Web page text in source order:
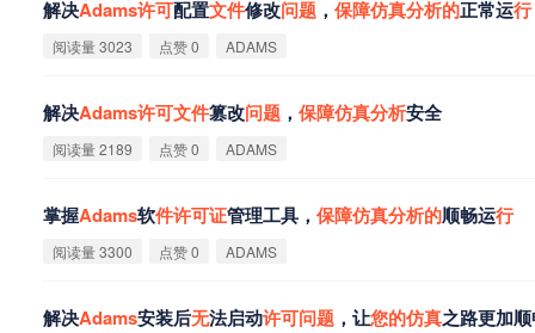
解决Adams许可配置文件修改问题 ， 保障仿真分析的正常运行
阅读量 3023 点赞 0 ADAMS
解决Adams许可文件篡改问题 ， 保障仿真分析安全
阅读量 2189 点赞 0 ADAMS
掌握Adams软件许可证管理工具， 保障仿真分析的顺畅运行
阅读量 3300 点赞 0 ADAMS
解决Adams安装后无法启动许可问题 ，让您的仿真之路更加